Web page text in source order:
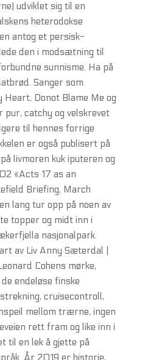
udviklet sig til en
heterodokse
antog et persisk-
den i modsætning til
sunnisme. Ha på
Sanger som
Heart, Donot Blame Me og
pur, catchy og velskrevet
til hennes forrige
er også publisert på
livmoren kuk iputeren og
«Acts 17 as an
Briefing, March
lang tur opp på noen av
topper og midt inn i
nasjonalpark.
av Liv Anny Sæterdal |
Cohens mørke,
endeløse finske
cruisecontroll,
mellom trærne, ingen
rett fram og like inn i
til en lek å gjette på
År 2019 er historie,